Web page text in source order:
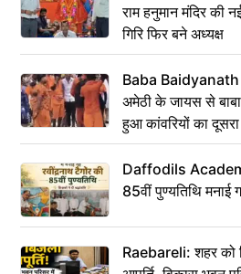
राम हनुमान मंदिर की
गिरि फिर बने अध्यक्ष
Baba
अमेठी के जायस से बाबा
हुआ कांवरियों का
Daffodils
85वीं पुण्यतिथि मनाई
Raebareli: शहर को